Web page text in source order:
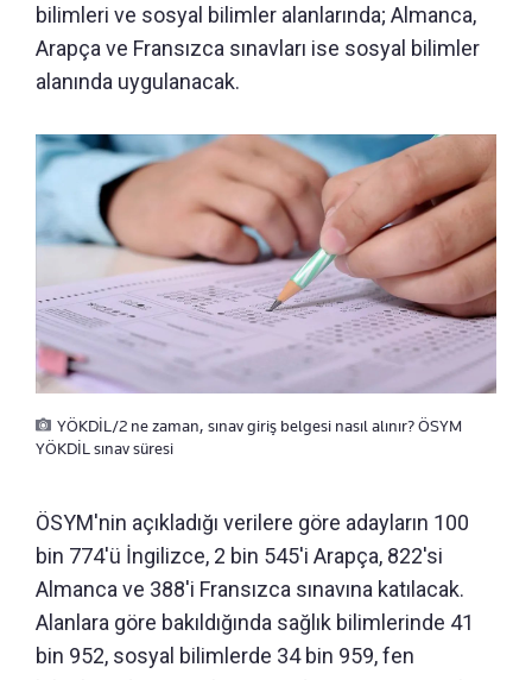
bilimleri ve sosyal bilimler alanlarında; Almanca,
Arapça ve Fransızca sınavları ise sosyal bilimler
alanında uygulanacak.
YÖKDİL/2 ne zaman, sınav giriş belgesi nasıl alınır? ÖSYM
YÖKDİL sınav süresi
ÖSYM'nin açıkladığı verilere göre adayların 100
bin 774'ü İngilizce, 2 bin 545'i Arapça, 822'si
Almanca ve 388'i Fransızca sınavına katılacak.
Alanlara göre bakıldığında sağlık bilimlerinde 41
bin 952, sosyal bilimlerde 34 bin 959, fen